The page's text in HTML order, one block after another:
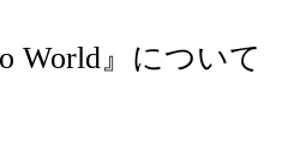
World』について